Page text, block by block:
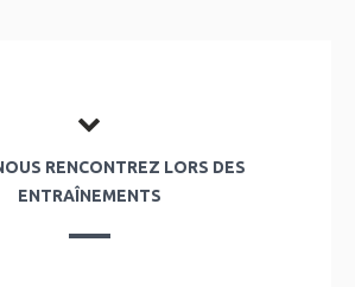
RENCONTREZ LORS DES
ENTRAÎNEMENTS